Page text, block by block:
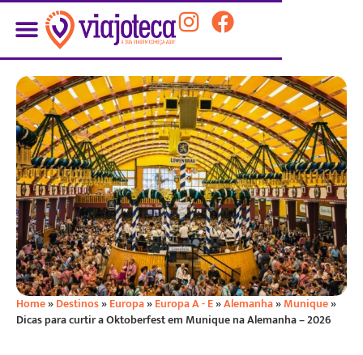
Home»Destinos»Europa»Europa A - E»Alemanha»Munique»
Dicas para curtir a Oktoberfest em Munique na Alemanha – 2026